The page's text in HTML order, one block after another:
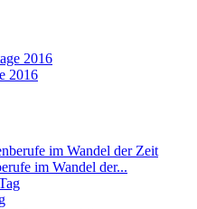
2016
im Wandel der...